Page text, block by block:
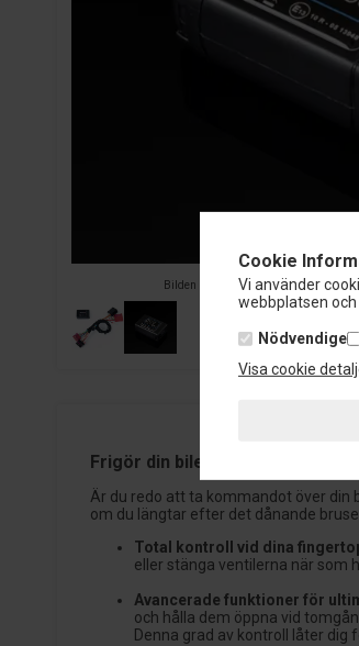
Cookie
Vi använder
webbplatsen och
Nödvendige
Visa cookie
Bilden är vägledande. Den
Frigör din bilens
Är du redo att ta kommandot över din
om du längtar efter det dånande
Total kontroll vid dina
eller stänga ventilerna när som
Avancerade funktioner för
och hålla dem öppna vid
Denna grad av kontroll låter dig